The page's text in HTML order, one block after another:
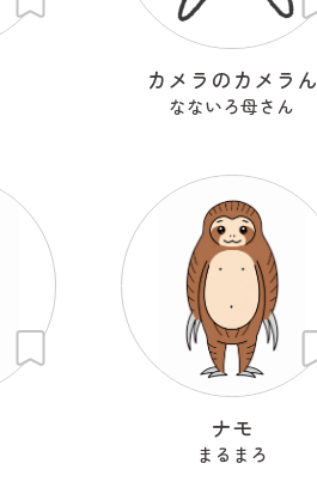
カメラのカメラん
なないろ母さん
ナモ
まるまろ